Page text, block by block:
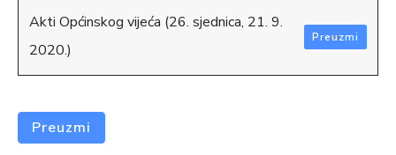
Akti Općinskog vijeća (26. sjednica, 21. 9.
2020.)
Preuzmi
Preuzmi